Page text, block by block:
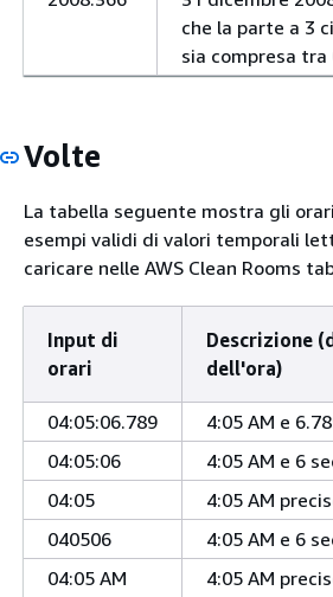
che la parte a 3
sia compresa tra
Volte
La tabella seguente mostra gli
esempi validi di valori temporali
caricare nelle AWS Clean Rooms
Input di
orari
Descrizione
dell'ora)
04:05:06.789
4:05 AM e
04:05:06
4:05 AM e 6
04:05
4:05 AM
040506
4:05 AM e 6
04:05 AM
4:05 AM